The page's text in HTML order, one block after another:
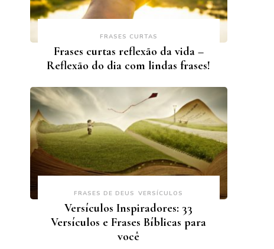
FRASES CURTAS
Frases curtas reflexão da vida –
Reflexão do dia com lindas frases!
FRASES DE DEUS VERSÍCULOS
Versículos Inspiradores: 33
Versículos e Frases Bíblicas para
você